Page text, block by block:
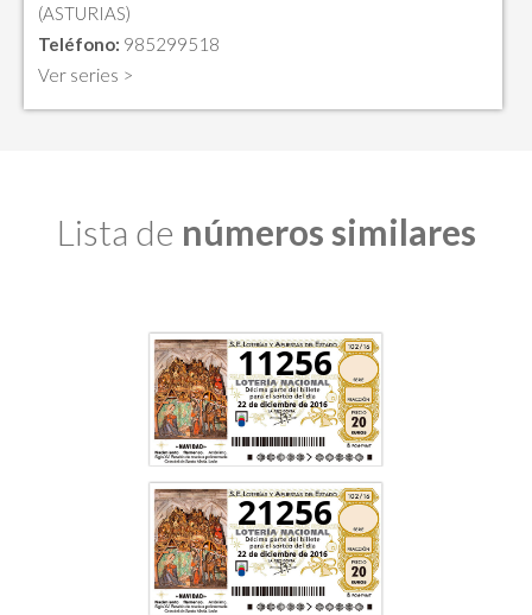
(ASTURIAS)
Teléfono: 985299518
Ver series >
Lista de números similares
11256
21256